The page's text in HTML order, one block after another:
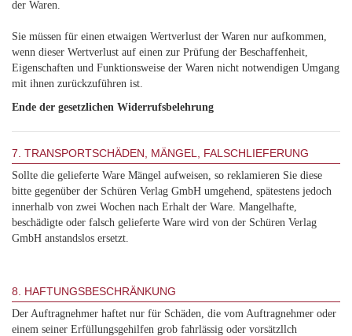
der Waren.
Sie müssen für einen etwaigen Wertverlust der Waren nur aufkommen,
wenn dieser Wertverlust auf einen zur Prüfung der Beschaffenheit,
Eigenschaften und Funktionsweise der Waren nicht notwendigen Umgang
mit ihnen zurückzuführen ist.
Ende der gesetzlichen Widerrufsbelehrung
7. TRANSPORTSCHÄDEN, MÄNGEL, FALSCHLIEFERUNG
Sollte die gelieferte Ware Mängel aufweisen, so reklamieren Sie diese
bitte gegenüber der Schüren Verlag GmbH umgehend, spätestens jedoch
innerhalb von zwei Wochen nach Erhalt der Ware. Mangelhafte,
beschädigte oder falsch gelieferte Ware wird von der Schüren Verlag
GmbH anstandslos ersetzt.
8. HAFTUNGSBESCHRÄNKUNG
Der Auftragnehmer haftet nur für Schäden, die vom Auftragnehmer oder
einem seiner Erfüllungsgehilfen grob fahrlässig oder vorsätzllch